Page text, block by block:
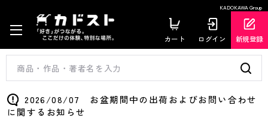
KADOKAWA Group
カート ログイン 新規登録
2026/08/07 お盆期間中の出荷およびお問い合わせ
に関するお知らせ